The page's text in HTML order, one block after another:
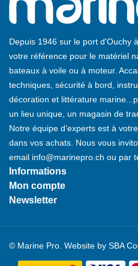
Depuis 1946 sur le port d'Ouchy
votre référence pour le matériel
bateaux à voile ou à moteur.
techniques, sécurité à bord,
décoration et littérature
un lieu unique, un magasin de
Notre équipe d’experts est à
dans vos achats. Nous vous
email info@marinepro.ch ou par
Informations
Mon compte
Newsletter
© Marine Pro. Website by SBA